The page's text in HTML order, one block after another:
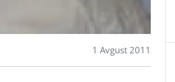
1 Avgust 2011